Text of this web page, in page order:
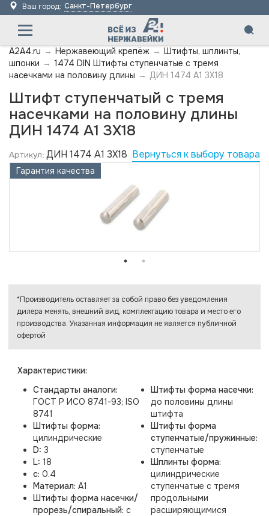
Ваш город: Санкт-Петербург
A2A4.ru → Нержавеющий крепёж → Штифты, шплинты,
шпонки → 1474 DIN Штифты ступенчатые с тремя
насечками на половину длины → ДИН 1474 А1 3X18
Штифт ступенчатый с тремя
насечками на половину длины
ДИН 1474 А1 3X18
Артикул: ДИН 1474 А1 3X18 Вернуться к выбору товара
Гарантия качества
Характеристики:
Стандарты аналоги:
ГОСТ Р ИСО 8741-93; ISO
8741
Штифты форма:
цилиндрические
D: 3
L: 18
c: 0.4
Материал: A1
Штифты форма насечки/
прорезь/спиральный: с
Штифты форма насечки:
до половины длины
штифта
Штифты форма
ступенчатые/пружинные:
ступенчатые
Шплинты форма:
цилиндрические
ступенчатые с тремя
продольными
расширяющимися
*Производитель оставляет за собой право без уведомления
дилера менять, внешний вид, комплектацию товара и место его
производства. Указанная информация не является публичной
офертой